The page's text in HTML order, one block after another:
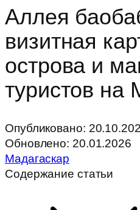
Аллея
визитная
острова и
туристов на
Опубликовано:
Обновлено: 20.01.2026
Мадагаскар
Содержание статьи